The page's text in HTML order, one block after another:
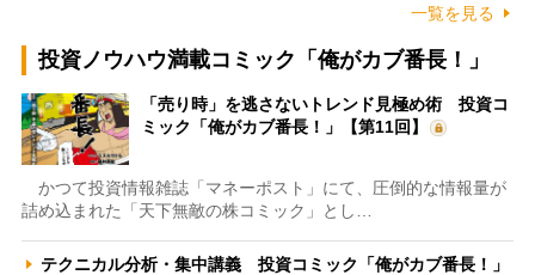
一覧を見る
投資ノウハウ満載コミック「俺がカブ番長！」
「売り時」を逃さないトレンド見極め術 投資コ
ミック「俺がカブ番長！」【第11回】
かつて投資情報雑誌「マネーポスト」にて、圧倒的な情報量が
詰め込まれた「天下無敵の株コミック」とし…
テクニカル分析・集中講義 投資コミック「俺がカブ番長！」